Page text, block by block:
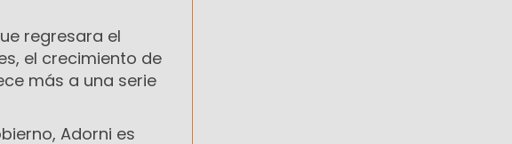
regresara el
el crecimiento de
más a una serie
Adorni es